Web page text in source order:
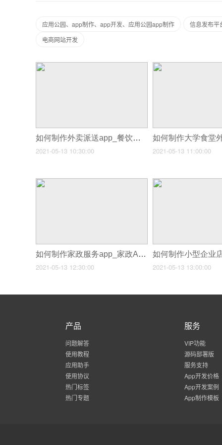
应用公园、app制作、app开发、应用公园app制作
信息发布平
电商网站开发
如何制作外卖派送app_餐饮外卖APP行业在粉丝经济时代如何接地气
2021-05-13 10:30:00 2021-05-13 11:00:00
如何制作家政服务app_家政APP如何撬动o2o服务市场
2021-05-13 12:30:00 2021-05-13 13:00:00
产品
问题解答
使用教程
应用助手
使用协议
热门标签
热门专题
服务
VIP功能
源码部署版
服务支持
App开发价格
App开发案例
App制作模板